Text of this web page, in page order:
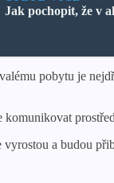
Jak pochopit, že v
pobytu je
komunikovat
a budou